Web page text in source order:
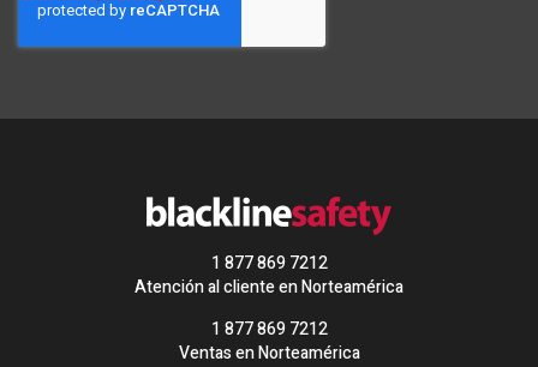
1 877 869 7212
Atención al cliente en Norteamérica
1 877 869 7212
Ventas en Norteamérica